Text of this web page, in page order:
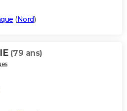
(Nord)
(79 ans)